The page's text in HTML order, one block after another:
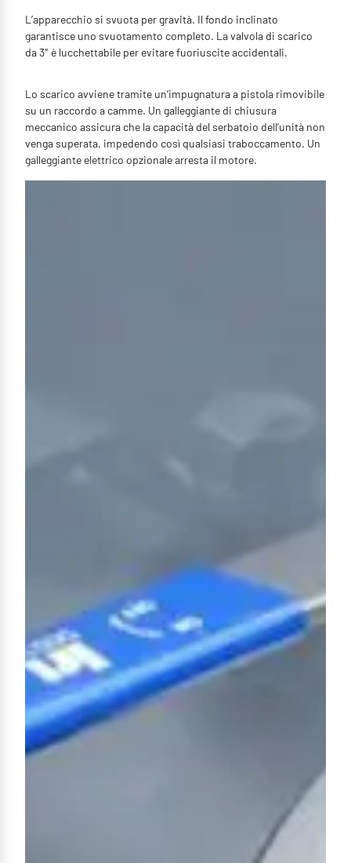
L’apparecchio si svuota per gravità. Il fondo inclinato
garantisce uno svuotamento completo. La valvola di scarico
da 3″ è lucchettabile per evitare fuoriuscite accidentali.
Lo scarico avviene tramite un’impugnatura a pistola rimovibile
su un raccordo a camme. Un galleggiante di chiusura
meccanico assicura che la capacità del serbatoio dell’unità non
venga superata, impedendo così qualsiasi traboccamento. Un
galleggiante elettrico opzionale arresta il motore.